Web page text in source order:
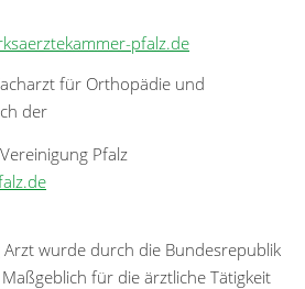
pfalz.de
für Orthopädie und
der
Pfalz
wurde durch die Bundesrepublik
für die ärztliche Tätigkeit